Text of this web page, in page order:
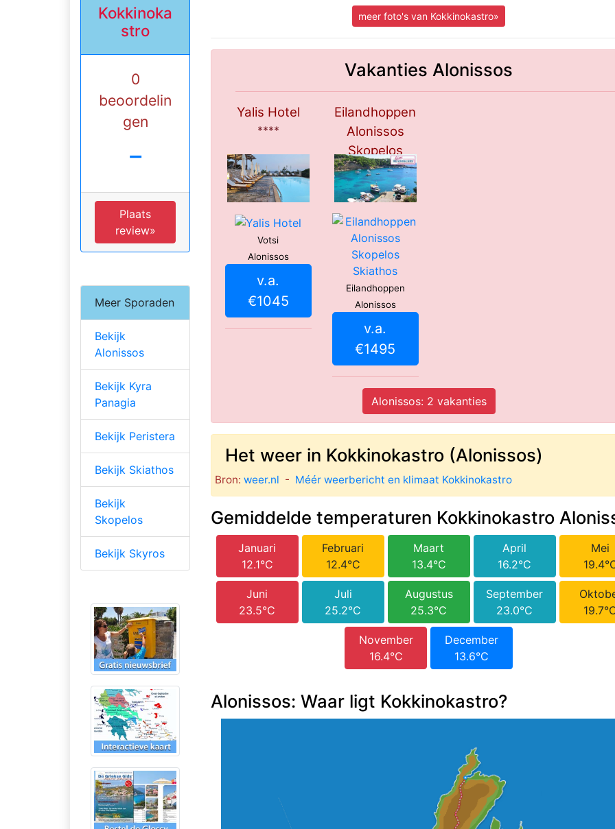
meer foto's van Kokkinokastro»
Vakanties Alonissos
Yalis Hotel
****
Votsi
Alonissos
v.a.
€1045
Eilandhoppen
Alonissos
Skopelos
Skiathos
***
Eilandhoppen
Alonissos
v.a.
€1495
Alonissos: 2 vakanties
Het weer in Kokkinokastro (Alonissos)
Bron: weer.nl - Méér weerbericht en klimaat Kokkinokastro
Gemiddelde temperaturen Kokkinokastro
Januari
12.1°C
Februari
12.4°C
Maart
13.4°C
April
16.2°C
Mei
Juni
23.5°C
Juli
25.2°C
Augustus
25.3°C
September
23.0°C
November
16.4°C
December
13.6°C
Alonissos: Waar ligt Kokkinokastro?
Kokkinoka
stro
0
beoordelin
gen
-
Plaats
review»
Meer Sporaden
Bekijk
Alonissos
Bekijk Kyra
Panagia
Bekijk Peristera
Bekijk Skiathos
Bekijk
Skopelos
Bekijk Skyros